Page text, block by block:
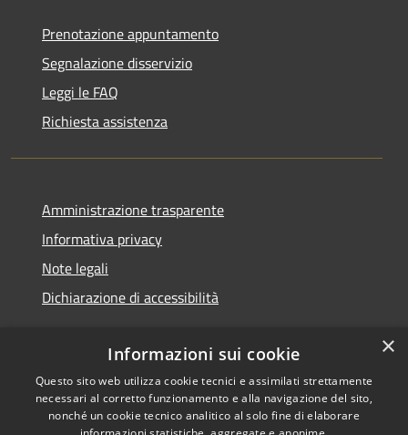
Prenotazione appuntamento
Segnalazione disservizio
Leggi le FAQ
Richiesta assistenza
Amministrazione trasparente
Informativa privacy
Note legali
Dichiarazione di accessibilità
RSS
Accessibilità
Copyright © 2026 • Comune di
Cerreto d'Esi • Powered by
×
Informazioni sui cookie
Questo sito web utilizza cookie tecnici e assimilati strettamente
necessari al corretto funzionamento e alla navigazione del sito,
nonché un cookie tecnico analitico al solo fine di elaborare